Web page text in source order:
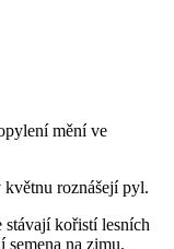
mění ve
roznášejí pyl.
stávají kořistí lesních
na zimu.